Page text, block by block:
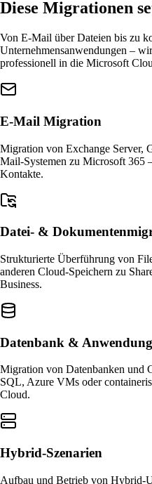
Diese Migrationen
Von E-Mail über Dateien bis zu
Unternehmensanwendungen –
professionell in die Microsoft
E-Mail Migration
Migration von Exchange Server,
Mail-Systemen zu Microsoft 365
Kontakte.
Datei- &
Strukturierte Überführung von
anderen Cloud-Speichern zu
Business.
Datenbank &
Migration von Datenbanken und
SQL, Azure VMs oder
Cloud.
Hybrid-Szenarien
Aufbau und Betrieb von Hybrid-